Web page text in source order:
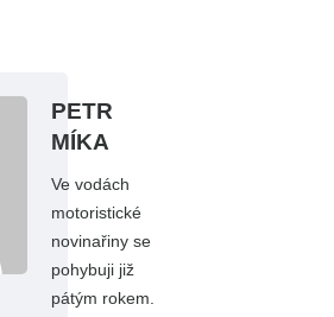
PETR
MÍKA
Ve vodách
motoristické
novinařiny se
pohybuji již
pátým rokem.